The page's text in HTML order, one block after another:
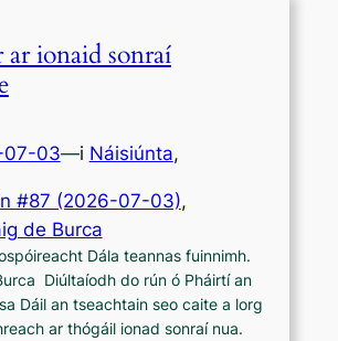
ionaid sonraí
07-03—i Náisiúnta,
#87 (2026-07-03)
de Burca
Dála teannas fuinnimh.
Diúltaíodh do rún ó Pháirtí an
Dáil an tseachtain seo caite a lorg
ar thógáil ionad sonraí nua.